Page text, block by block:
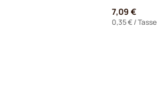
7,09 €
0,35 €/ Tasse